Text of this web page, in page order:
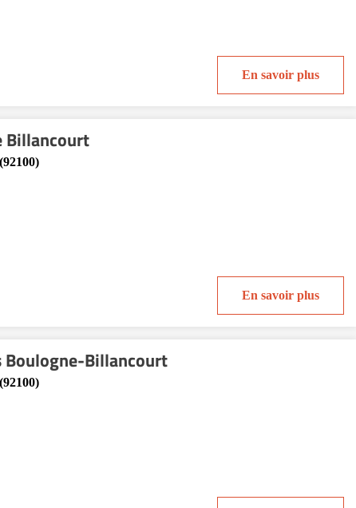
En savoir plus
Billancourt
En savoir plus
Boulogne-Billancourt